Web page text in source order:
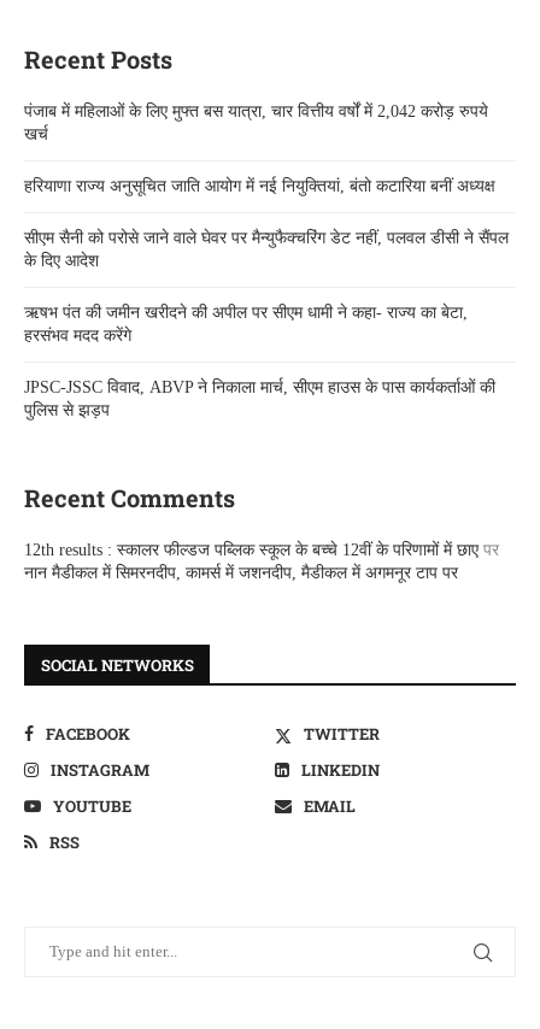
Recent Posts
पंजाब में महिलाओं के लिए मुफ्त बस यात्रा, चार वित्तीय वर्षों में 2,042 करोड़ रुपये
खर्च
हरियाणा राज्य अनुसूचित जाति आयोग में नई नियुक्तियां, बंतो कटारिया बनीं अध्यक्ष
सीएम सैनी को परोसे जाने वाले घेवर पर मैन्युफैक्चरिंग डेट नहीं, पलवल डीसी ने सैंपल
के दिए आदेश
ऋषभ पंत की जमीन खरीदने की अपील पर सीएम धामी ने कहा- राज्य का बेटा,
हरसंभव मदद करेंगे
JPSC-JSSC विवाद, ABVP ने निकाला मार्च, सीएम हाउस के पास कार्यकर्ताओं की
पुलिस से झड़प
Recent Comments
12th results : स्कालर फील्डज पब्लिक स्कूल के बच्चे 12वीं के परिणामों में छाएपर
नान मैडीकल में सिमरनदीप, कामर्स में जशनदीप, मैडीकल में अगमनूर टाप पर
SOCIAL NETWORKS
FACEBOOK
TWITTER
INSTAGRAM
LINKEDIN
YOUTUBE
EMAIL
RSS